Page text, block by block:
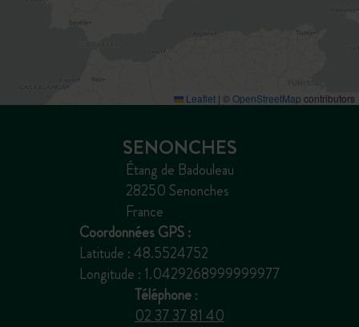
Leaflet | ©OpenStreetMap contributors
SENONCHES
Étang de Badouleau
28250 Senonches
France
Coordonnées GPS :
Latitude : 48.5524752
Longitude : 1.0429268999999977
Téléphone:
02 37 37 81 40